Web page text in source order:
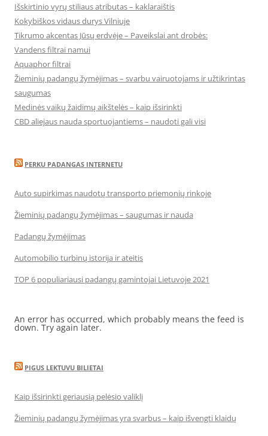
Išskirtinio vyrų stiliaus atributas – kaklaraištis
Kokybiškos vidaus durys Vilniuje
Tikrumo akcentas Jūsų erdvėje – Paveikslai ant drobės:
Vandens filtrai namui
Aquaphor filtrai
Žieminių padangų žymėjimas – svarbu vairuotojams ir užtikrintas
saugumas
Medinės vaikų žaidimų aikštelės – kaip išsirinkti
CBD aliejaus nauda sportuojantiems – naudoti gali visi
PERKU PADANGAS INTERNETU
Auto supirkimas naudotų transporto priemonių rinkoje
Žieminių padangų žymėjimas – saugumas ir nauda
Padangų žymėjimas
Automobilio turbinų istorija ir ateitis
TOP 6 populiariausi padangų gamintojai Lietuvoje 2021
An error has occurred, which probably means the feed is
down. Try again later.
PIGUS LEKTUVU BILIETAI
Kaip išsirinkti geriausią pelėsio valiklį
Žieminių padangų žymėjimas yra svarbus – kaip išvengti klaidų